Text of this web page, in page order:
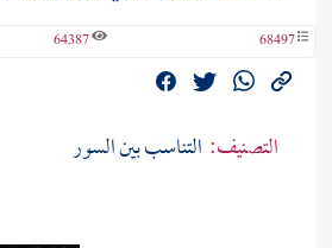
68497
64387
التصنيف: التناسب بين السور